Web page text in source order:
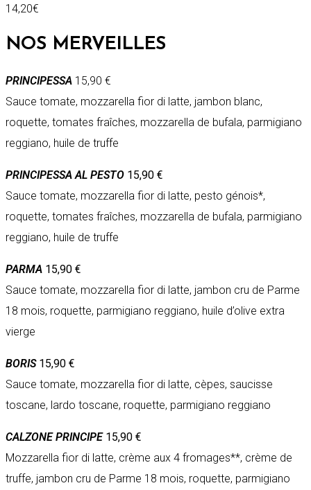
14,20€
NOS MERVEILLES
PRINCIPESSA 15,90 €
Sauce tomate, mozzarella fior di latte, jambon blanc,
roquette, tomates fraîches, mozzarella de bufala, parmigiano
reggiano, huile de truffe
PRINCIPESSA AL PESTO 15,90 €
Sauce tomate, mozzarella fior di latte, pesto génois*,
roquette, tomates fraîches, mozzarella de bufala, parmigiano
reggiano, huile de truffe
PARMA 15,90 €
Sauce tomate, mozzarella fior di latte, jambon cru de Parme
18 mois, roquette, parmigiano reggiano, huile d’olive extra
vierge
BORIS 15,90 €
Sauce tomate, mozzarella fior di latte, cèpes, saucisse
toscane, lardo toscane, roquette, parmigiano reggiano
CALZONE PRINCIPE 15,90 €
Mozzarella fior di latte, crème aux 4 fromages**, crème de
truffe, jambon cru de Parme 18 mois, roquette, parmigiano